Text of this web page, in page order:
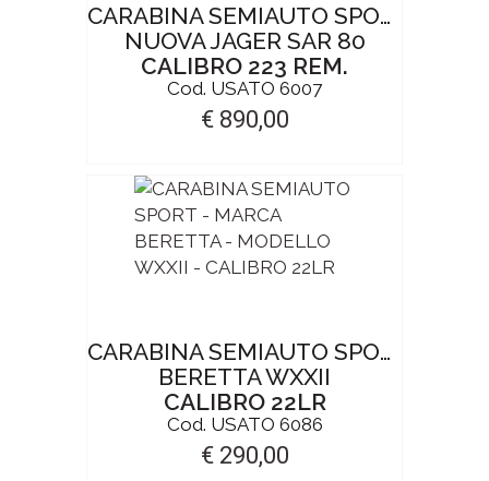
CARABINA SEMIAUTO SPORT
NUOVA JAGER SAR 80
CALIBRO 223 REM.
Cod. USATO 6007
€ 890,00
CARABINA SEMIAUTO SPORT
BERETTA WXXII
CALIBRO 22LR
Cod. USATO 6086
€ 290,00